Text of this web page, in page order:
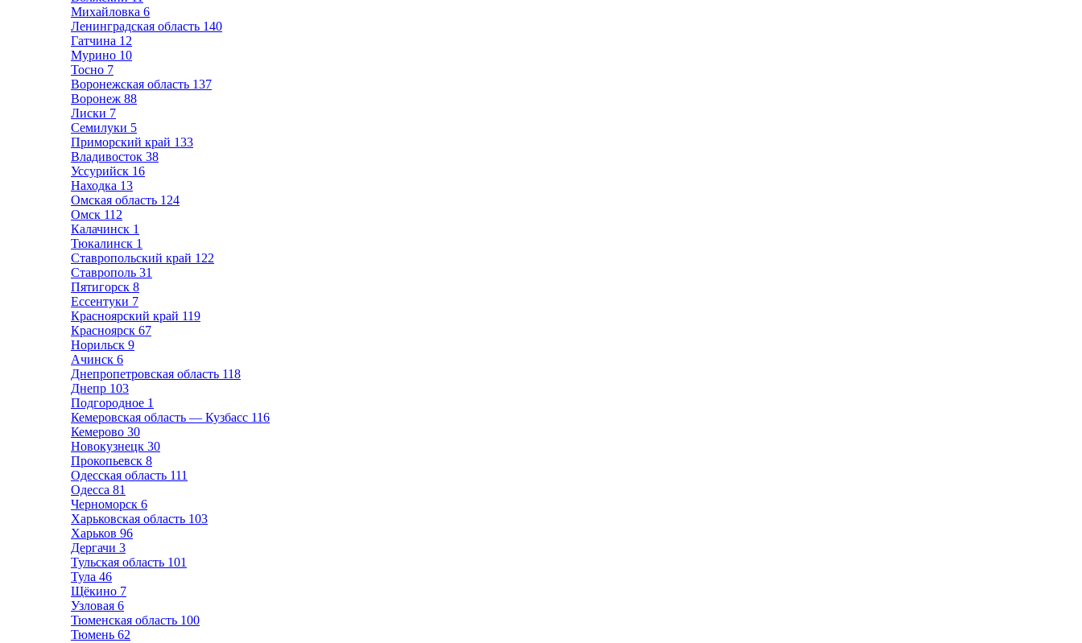
Михайловка 6
Ленинградская область 140
Гатчина 12
Мурино 10
Тосно 7
Воронежская область 137
Воронеж 88
Лиски 7
Семилуки 5
Приморский край 133
Владивосток 38
Уссурийск 16
Находка 13
Омская область 124
Омск 112
Калачинск 1
Тюкалинск 1
Ставропольский край 122
Ставрополь 31
Пятигорск 8
Ессентуки 7
Красноярский край 119
Красноярск 67
Норильск 9
Ачинск 6
Днепропетровская область 118
Днепр 103
Подгородное 1
Кемеровская область — Кузбасс 116
Кемерово 30
Новокузнецк 30
Прокопьевск 8
Одесская область 111
Одесса 81
Черноморск 6
Харьковская область 103
Харьков 96
Дергачи 3
Тульская область 101
Тула 46
Щёкино 7
Узловая 6
Тюменская область 100
Тюмень 62